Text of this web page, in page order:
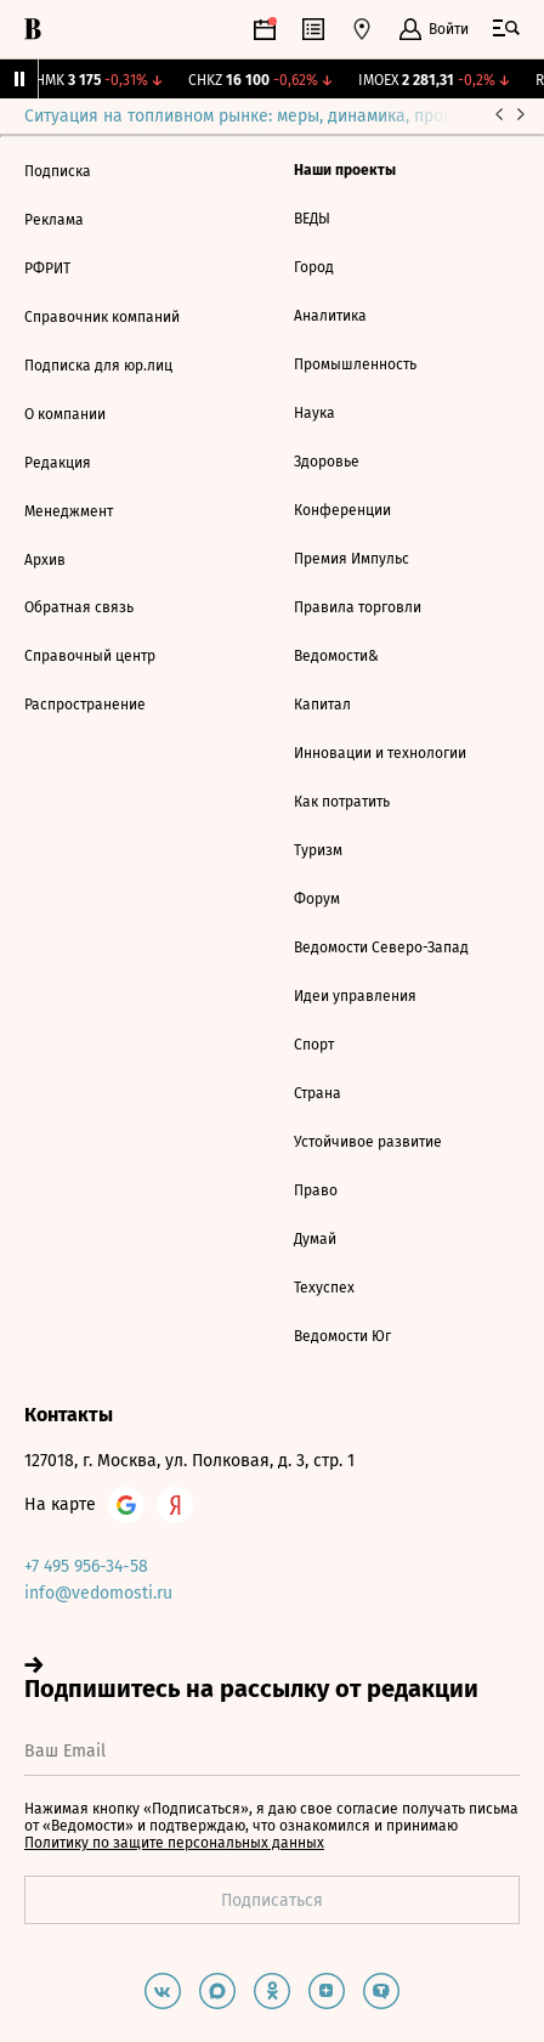
Войти
CHMK 3 175 -0,31%↓ CHKZ 16 100 -0,62%↓ IMOEX 2 281,31 -0,2%↓
Ситуация на топливном рынке: меры, динамика, прогнозы
Подписка
Реклама
РФРИТ
Справочник компаний
Подписка для юр.лиц
О компании
Редакция
Менеджмент
Архив
Обратная связь
Справочный центр
Распространение
Наши проекты
ВЕДЫ
Город
Аналитика
Промышленность
Наука
Здоровье
Конференции
Премия Импульс
Правила торговли
Ведомости&
Капитал
Инновации и технологии
Как потратить
Туризм
Форум
Ведомости Северо-Запад
Идеи управления
Спорт
Страна
Устойчивое развитие
Право
Думай
Техуспех
Ведомости Юг
Контакты
127018, г. Москва, ул. Полковая, д. 3, стр. 1
На карте
+7 495 956-34-58
info@vedomosti.ru
Нажимая кнопку «Подписаться», я даю свое согласие получать письма
от «Ведомости» и подтверждаю, что ознакомился и принимаю
Политику по защите персональных данных